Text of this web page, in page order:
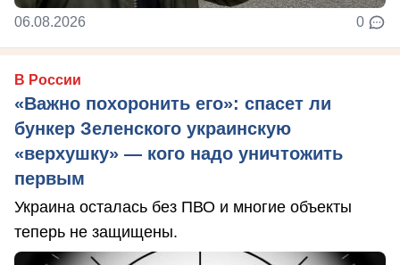
06.08.2026 0
В России
«Важно похоронить его»: спасет ли
бункер Зеленского украинскую
«верхушку» — кого надо уничтожить
первым
Украина осталась без ПВО и многие объекты
теперь не защищены.